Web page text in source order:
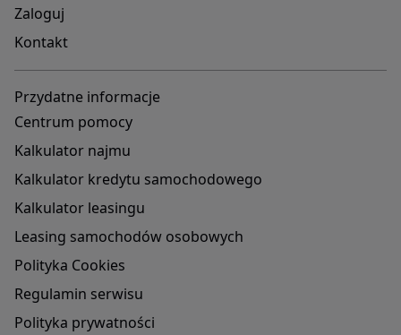
Zaloguj
Kontakt
Przydatne informacje
Centrum pomocy
Kalkulator najmu
Kalkulator kredytu samochodowego
Kalkulator leasingu
Leasing samochodów osobowych
Polityka Cookies
Regulamin serwisu
Polityka prywatności